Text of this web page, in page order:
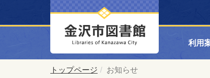
利用
トップページ お知らせ